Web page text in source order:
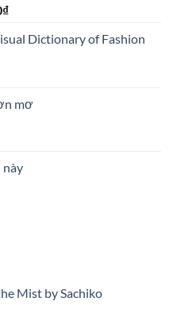
₫Giá
tại Dictionary of Fashion
mơ
này
Mist by Sachiko